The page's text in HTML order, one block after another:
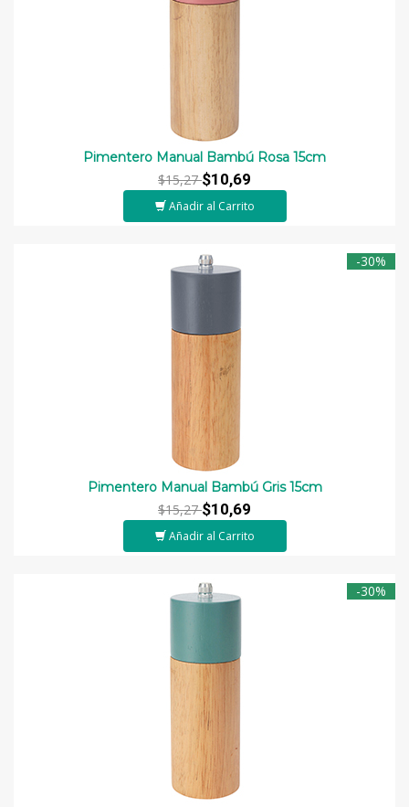
Pimentero Manual Bambú Rosa 15cm
$15,27$10,69
Añadir al Carrito
-30%
Pimentero Manual Bambú Gris 15cm
$15,27$10,69
Añadir al Carrito
-30%